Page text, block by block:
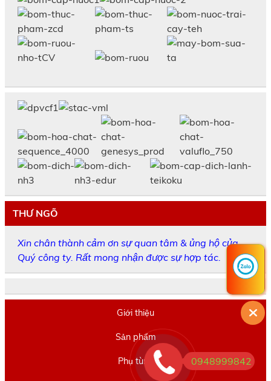
THƯ NGÕ
Xin chân thành cảm ơn sự quan tâm & ủng hộ của
Quý công ty. Rất mong nhận được sự hợp tác.
Giới thiệu
Sản phẩm
Phụ tùng 0948999842